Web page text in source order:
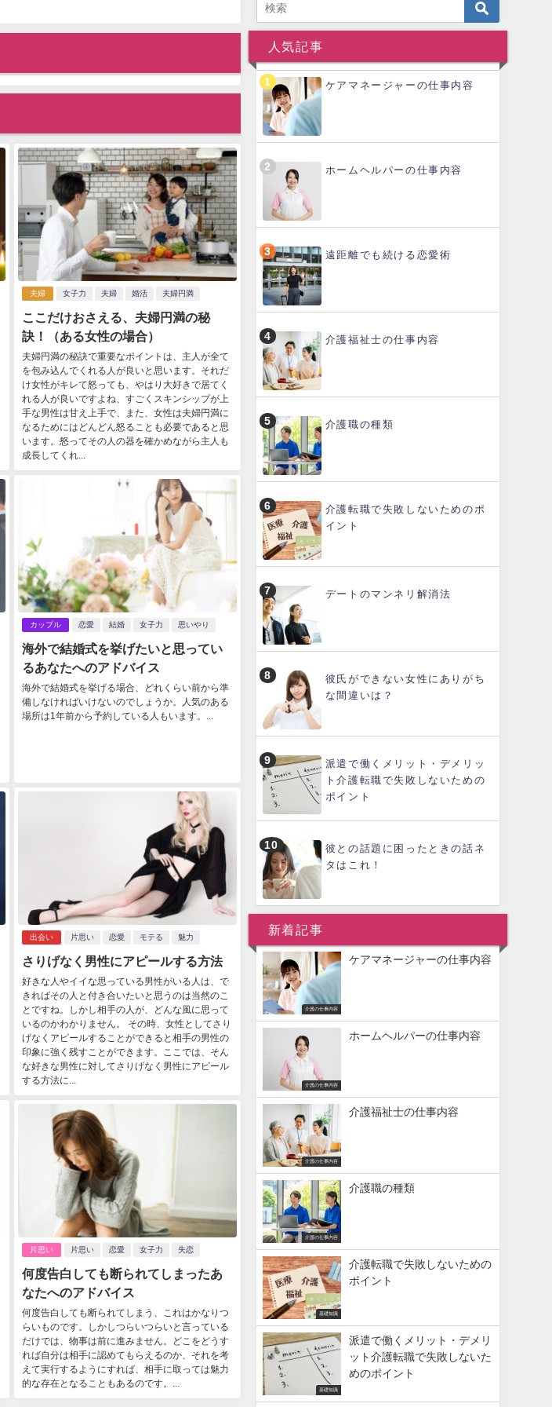
夫婦 女子力 夫婦 婚活 夫婦円満
ここだけおさえる、夫婦円満の秘
訣！（ある女性の場合）
夫婦円満の秘訣で重要なポイントは、主人が全て
を包み込んでくれる人が良いと思います。それだ
け女性がキレて怒っても、やはり大好きで居てく
れる人が良いですよね、すごくスキンシップが上
手な男性は甘え上手で、また、女性は夫婦円満に
なるためにはどんどん怒ることも必要であると思
います。怒ってその人の器を確かめながら主人も
成長してくれ...
カップル 恋愛 結婚 女子力 思いやり
海外で結婚式を挙げたいと思ってい
るあなたへのアドバイス
海外で結婚式を挙げる場合、どれくらい前から準
備しなければいけないのでしょうか。人気のある
場所は1年前から予約している人もいます。...
出会い 片思い 恋愛 モテる 魅力
さりげなく男性にアピールする方法
好きな人やイイな思っている男性がいる人は、で
きればその人と付き合いたいと思うのは当然のこ
とですね。しかし相手の人が、どんな風に思って
いるのかわかりません。 その時、女性としてさり
げなくアピールすることができると相手の男性の
印象に強く残すことができます。ここでは、そん
な好きな男性に対してさりげなく男性にアピール
する方法に...
片思い 片思い 恋愛 女子力 失恋
何度告白しても断られてしまったあ
なたへのアドバイス
何度告白しても断られてしまう、これはかなりつ
らいものです。しかしつらいつらいと言っている
だけでは、物事は前に進みません。どこをどうす
れば自分は相手に認めてもらえるのか、それを考
えて実行するようにすれば、相手に取っては魅力
的な存在となることもあるのです。...
人気記事
ケアマネージャーの仕事内容
ホームヘルパーの仕事内容
遠距離でも続ける恋愛術
介護福祉士の仕事内容
介護職の種類
介護転職で失敗しないためのポ
イント
デートのマンネリ解消法
彼氏ができない女性にありがち
な間違いは？
派遣で働くメリット・デメリッ
ト介護転職で失敗しないための
ポイント
彼との話題に困ったときの話ネ
タはこれ！
新着記事
介護の仕事内容
ケアマネージャーの仕事内容
介護の仕事内容
ホームヘルパーの仕事内容
介護の仕事内容
介護福祉士の仕事内容
介護の仕事内容
介護職の種類
基礎知識
介護転職で失敗しないための
ポイント
基礎知識
派遣で働くメリット・デメリ
ット介護転職で失敗しないた
めのポイント